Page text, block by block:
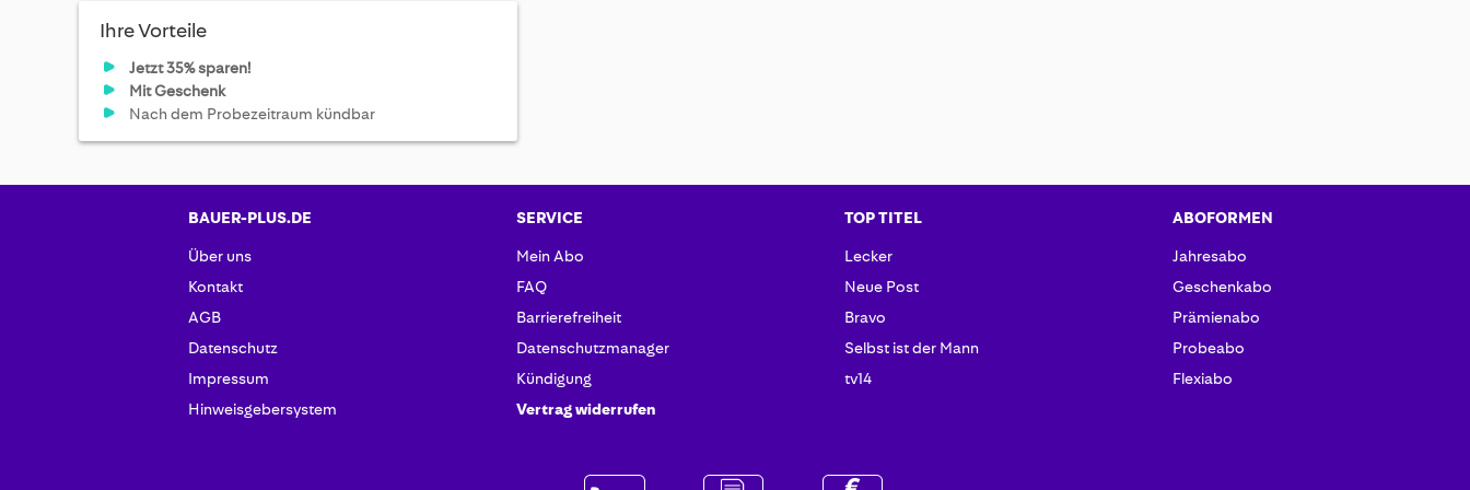
Ihre Vorteile
Jetzt 35% sparen!
Mit Geschenk
Nach dem Probezeitraum kündbar
BAUER-PLUS.DE
Über uns
Kontakt
AGB
Datenschutz
Impressum
Hinweisgebersystem
SERVICE
Mein Abo
FAQ
Barrierefreiheit
Datenschutzmanager
Kündigung
Vertrag widerrufen
TOP TITEL
Lecker
Neue Post
Bravo
Selbst ist der Mann
tv14
ABOFORMEN
Jahresabo
Geschenkabo
Prämienabo
Probeabo
Flexiabo